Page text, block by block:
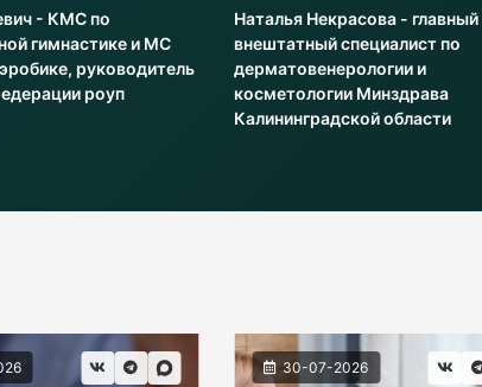
- КМС по
гимнастике и МС
руководитель
роуп
Наталья Некрасова - главный
внештатный специалист по
дерматовенерологии и
косметологии Минздрава
Калининградской области
30-07-2026